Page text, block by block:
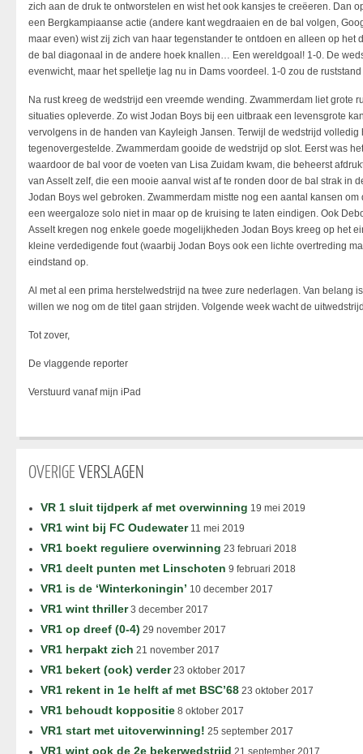
zich aan de druk te ontworstelen en wist het ook kansjes te creëeren. Dan
een Bergkampiaanse actie (andere kant wegdraaien en de bal volgen,
maar even) wist zij zich van haar tegenstander te ontdoen en alleen op het
de bal diagonaal in de andere hoek knallen… Een wereldgoal! 1-0. De
evenwicht, maar het spelletje lag nu in Dams voordeel. 1-0 zou de
Na rust kreeg de wedstrijd een vreemde wending. Zwammerdam liet grote
situaties opleverde. Zo wist Jodan Boys bij een uitbraak een levensgrote
vervolgens in de handen van Kayleigh Jansen. Terwijl de wedstrijd
tegenovergestelde. Zwammerdam gooide de wedstrijd op slot. Eerst was
waardoor de bal voor de voeten van Lisa Zuidam kwam, die beheerst
van Asselt zelf, die een mooie aanval wist af te ronden door de bal strak in
Jodan Boys wel gebroken. Zwammerdam mistte nog een aantal kansen
een weergaloze solo niet in maar op de kruising te laten eindigen. Ook
Asselt kregen nog enkele goede mogelijkheden Jodan Boys kreeg op het
kleine verdedigende fout (waarbij Jodan Boys ook een lichte overtreding
eindstand op.
Al met al een prima herstelwedstrijd na twee zure nederlagen. Van belang
willen we nog om de titel gaan strijden. Volgende week wacht de
Tot zover,
De vlaggende reporter
Verstuurd vanaf mijn iPad
OVERIGEVERSLAGEN
VR 1 sluit tijdperk af met overwinning 19 mei 2019
VR1 wint bij FC Oudewater11 mei 2019
VR1 boekt reguliere overwinning 23 februari 2018
VR1 deelt punten met Linschoten 9 februari 2018
VR1 is de ‘Winterkoningin’ 10 december 2017
VR1 wint thriller3 december 2017
VR1 op dreef (0-4) 29 november 2017
VR1 herpakt zich 21 november 2017
VR1 bekert (ook) verder23 oktober 2017
VR1 rekent in 1e helft af met BSC’68 23 oktober 2017
VR1 behoudt koppositie 8 oktober 2017
VR1 start met uitoverwinning! 25 september 2017
VR1 wint ook de 2e bekerwedstrijd 21 september 2017